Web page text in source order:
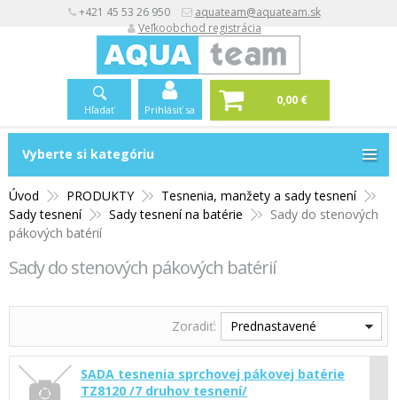
+421 45 53 26 950
aquateam@aquateam.sk
Veľkoobchod registrácia
Hľadať Prihlásiť sa
0,00 €
Vyberte si kategóriu
Úvod PRODUKTY
Tesnenia, manžety a sady tesnení
Sady tesnení
Sady tesnení na batérie
Sady do stenových
pákových batérií
Sady do stenových pákových batérií
Zoradiť: Prednastavené
SADA tesnenia sprchovej pákovej batérie
TZ8120 /7 druhov tesnení/
Vyberte si kategóriu